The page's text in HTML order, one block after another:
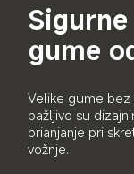
gume
Velike gume bez
pažljivo su
prianjanje pri
vožnje.